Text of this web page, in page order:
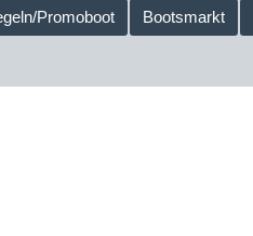
Promoboot Bootsmarkt